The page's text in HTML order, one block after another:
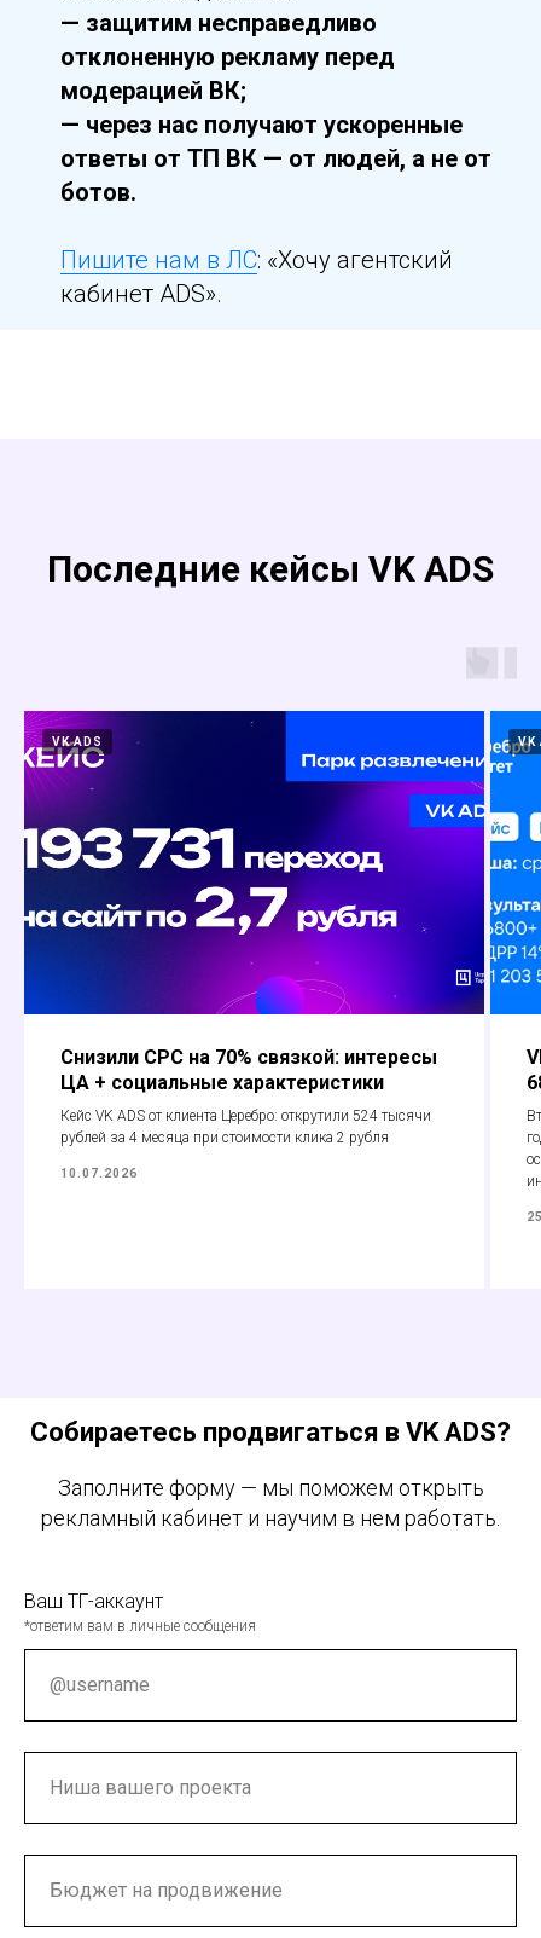
— защитим несправедливо
отклоненную рекламу перед
модерацией ВК;
— через нас получают ускоренные
ответы от ТП ВК — от людей, а не от
ботов.
Пишите нам в ЛС: «Хочу агентский
кабинет ADS».
Последние кейсы VK ADS
VK ADS
Снизили CPC на 70% связкой: интересы
ЦА + социальные характеристики
Кейс VK ADS от клиента Церебро: открутили 524 тысячи
рублей за 4 месяца при стоимости клика 2 рубля
10.07.2026
VK
Собираетесь продвигаться в VK ADS?
Заполните форму — мы поможем открыть
рекламный кабинет и научим в нем работать.
Ваш ТГ-аккаунт
*ответим вам в личные сообщения